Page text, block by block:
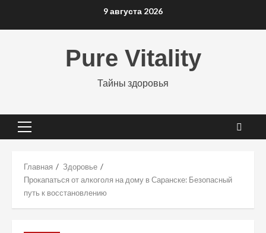
9 августа 2026
Pure Vitality
Тайны здоровья
Основное
Главная
Здоровье
Прокапаться от алкоголя на дому в Саранске: Безопасный
путь к восстановлению